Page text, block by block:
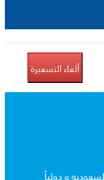
ألغاء التسعيرة
ودولياً